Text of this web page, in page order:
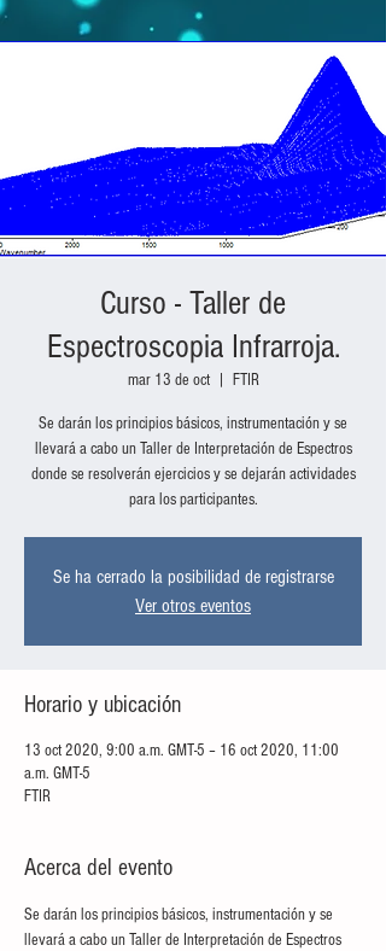
Curso - Taller de
Espectroscopia Infrarroja.
mar 13 de oct
  |
FTIR
Se darán los principios básicos, instrumentación y se
llevará a cabo un Taller de Interpretación de Espectros
donde se resolverán ejercicios y se dejarán actividades
para los participantes.
Se ha cerrado la posibilidad de registrarse
Ver otros eventos
Horario y ubicación
13 oct 2020, 9:00 a.m. GMT-5 – 16 oct 2020, 11:00
a.m. GMT-5
FTIR
Acerca del evento
Se darán los principios básicos, instrumentación y se
llevará a cabo un Taller de Interpretación de Espectros